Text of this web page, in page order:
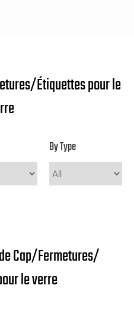
Étiquettes pour le
By Type
Cap/Fermetures/
le verre